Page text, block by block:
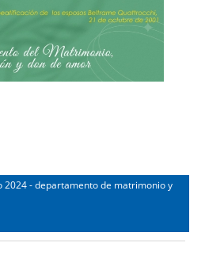
- departamento de matrimonio y